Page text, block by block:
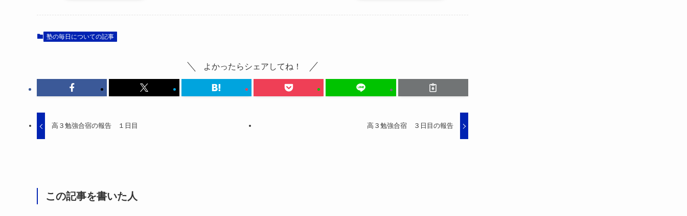
塾の毎日についての記事
よかったらシェアしてね！
高３勉強合宿の報告 １日目 高３勉強合宿 ３日目の報告
この記事を書いた人